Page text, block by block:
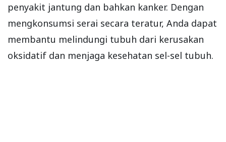
penyakit jantung dan bahkan kanker. Dengan
mengkonsumsi serai secara teratur, Anda dapat
membantu melindungi tubuh dari kerusakan
oksidatif dan menjaga kesehatan sel-sel tubuh.